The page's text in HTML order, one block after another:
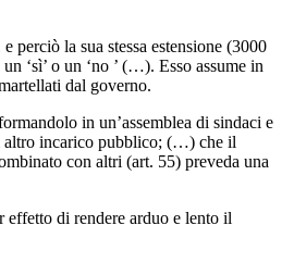
perciò la sua stessa estensione (3000
‘sì’ o un ‘no ’ (…). Esso assume in
dal governo.
in un’assemblea di sindaci e
altro incarico pubblico; (…) che il
con altri (art. 55) preveda una
di rendere arduo e lento il